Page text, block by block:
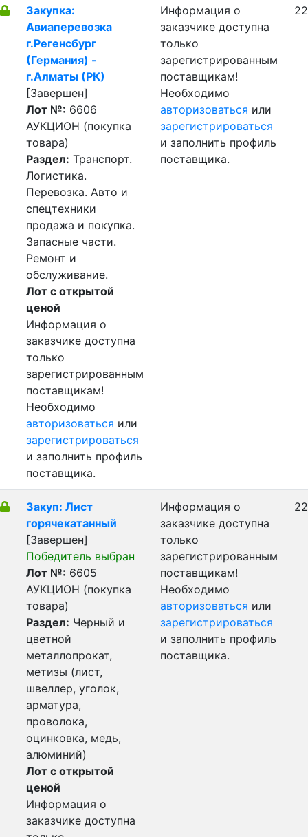
Закупка:
Авиаперевозка
г.Регенсбург
(Германия) -
г.Алматы (РК)
[Завершен]
Лот №: 6606
АУКЦИОН (покупка
товара)
Раздел: Транспорт.
Логистика.
Перевозка. Авто и
спецтехники
продажа и покупка.
Запасные части.
Ремонт и
обслуживание.
Лот с открытой
ценой
Информация о
заказчике доступна
только
зарегистрированным
поставщикам!
Необходимо
авторизоваться или
зарегистрироваться
и заполнить профиль
поставщика.
Информация о
заказчике доступна
только
зарегистрированным
поставщикам!
Необходимо
авторизоваться или
зарегистрироваться
и заполнить профиль
поставщика.
Закуп: Лист
горячекатанный
[Завершен]
Победитель выбран
Лот №: 6605
АУКЦИОН (покупка
товара)
Раздел: Черный и
цветной
металлопрокат,
метизы (лист,
швеллер, уголок,
арматура,
проволока,
оцинковка, медь,
алюминий)
Лот с открытой
ценой
Информация о
заказчике доступна
Информация о
заказчике доступна
только
зарегистрированным
поставщикам!
Необходимо
авторизоваться или
зарегистрироваться
и заполнить профиль
поставщика.